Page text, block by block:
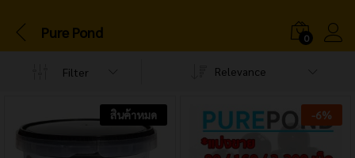
Pure Pond 0
Filter Relevance
สินค้าหมด -6%